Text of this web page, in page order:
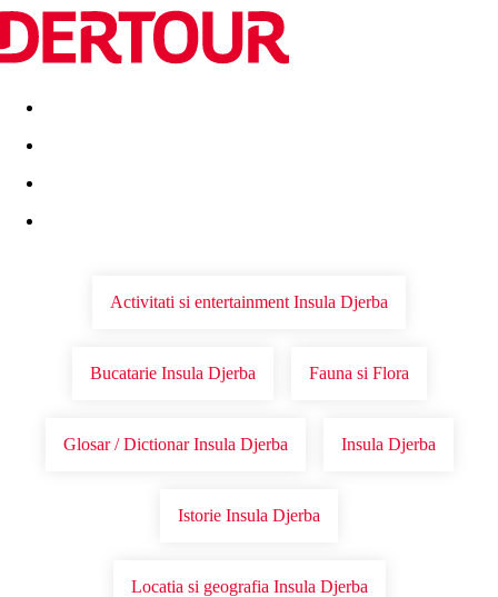
Destinatii Vacanta perfecta OFERTE DE NERATAT
Activitati si entertainment Insula Djerba
Bucatarie Insula Djerba Fauna si Flora
Glosar / Dictionar Insula Djerba Insula Djerba
Istorie Insula Djerba
Locatia si geografia Insula Djerba